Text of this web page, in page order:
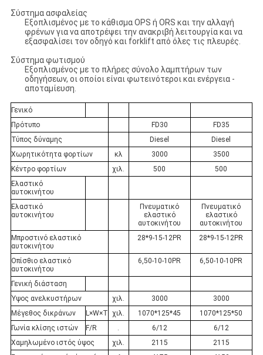
Σύστημα ασφαλείας
Εξοπλισμένος με το κάθισμα OPS ή ORS και την αλλαγή
φρένων για να αποτρέψει την ανακριβή λειτουργία και να
εξασφαλίσει τον οδηγό και forklift από όλες τις πλευρές.
Σύστημα φωτισμού
Εξοπλισμένος με το πλήρες σύνολο λαμπτήρων των
οδηγήσεων, οι οποίοι είναι φωτεινότεροι και ενέργεια -
αποταμίευση.
Γενικό
Πρότυπο
FD30
FD35
Τύπος δύναμης
Diesel
Diesel
Χωρητικότητα φορτίων
κλ 3000
3500
Κέντρο φορτίων
χιλ. 500
500
Ελαστικό
αυτοκινήτου
Ελαστικό
αυτοκινήτου
Πνευματικό
ελαστικό
αυτοκινήτου
Πνευματικό
ελαστικό
αυτοκινήτου
Μπροστινό ελαστικό
αυτοκινήτου
28*9-15-12PR 28*9-15-12PR
Οπίσθιο ελαστικό
αυτοκινήτου
6,50-10-10PR 6,50-10-10PR
Γενική διάσταση
Ύψος ανελκυστήρων
χιλ. 3000
3000
Μέγεθος δικράνων
L×W×T χιλ. 1070*125*45
1070*125*50
Γωνία κλίσης ιστών
F/R . 6/12
6/12
Χαμηλωμένο ιστός ύψος
χιλ. 2115
2115